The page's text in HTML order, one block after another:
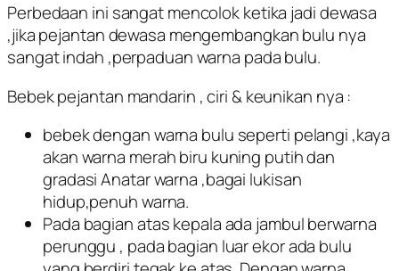
Perbedaan ini sangat mencolok ketika jadi dewasa
,jika pejantan dewasa mengembangkan bulu nya
sangat indah ,perpaduan warna pada bulu.
Bebek pejantan mandarin , ciri & keunikan nya :
bebek dengan warna bulu seperti pelangi ,kaya
akan warna merah biru kuning putih dan
gradasi Anatar warna ,bagai lukisan
hidup,penuh warna.
Pada bagian atas kepala ada jambul berwarna
perunggu , pada bagian luar ekor ada bulu